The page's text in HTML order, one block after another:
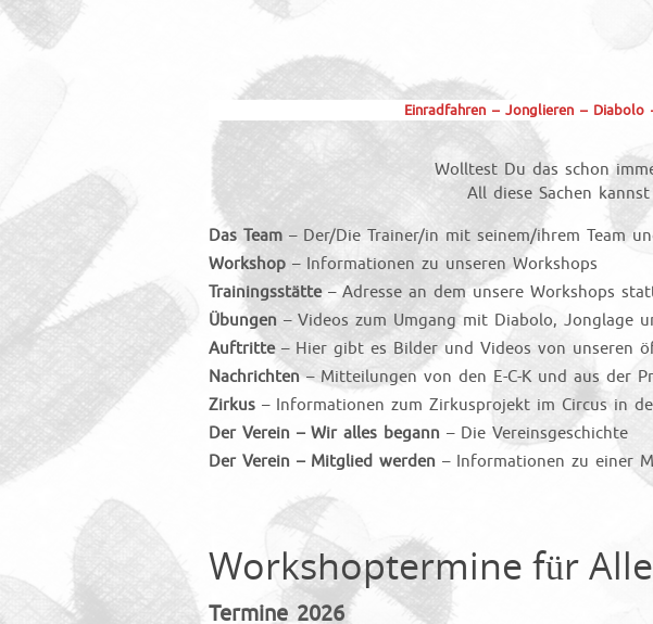
Einradfahren – Jonglieren –
Wolltest Du das schon
All diese Sachen
Das Team – Der/Die Trainer/in mit seinem/ihrem Team
Workshop – Informationen zu unseren Workshops
Trainingsstätte– Adresse an dem unsere Workshops
Übungen – Videos zum Umgang mit Diabolo, Jonglage
Auftritte– Hier gibt es Bilder und Videos von unseren
Nachrichten– Mitteilungen von den E-C-K und aus der
Zirkus – Informationen zum Zirkusprojekt im Circus in
Der Verein – Wir alles begann – Die Vereinsgeschichte
Der Verein – Mitglied werden – Informationen zu einer
Workshoptermine für Alle
Termine 2026